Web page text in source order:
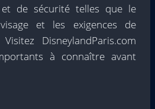
de sécurité telles que le
et les exigences de
DisneylandParis.com
à connaître avant